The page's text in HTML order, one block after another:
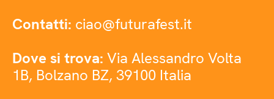
Contatti: ciao@futurafest.it
Dove si trova: Via Alessandro Volta
1B, Bolzano BZ, 39100 Italia